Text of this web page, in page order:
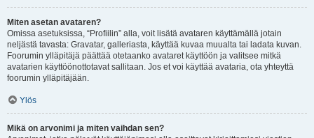
Miten asetan avataren?
Omissa asetuksissa, “Profiilin” alla, voit lisätä avataren käyttämällä jotain
neljästä tavasta: Gravatar, galleriasta, käyttää kuvaa muualta tai ladata kuvan.
Foorumin ylläpitäjä päättää otetaanko avataret käyttöön ja valitsee mitkä
avatarien käyttöönottotavat sallitaan. Jos et voi käyttää avataria, ota yhteyttä
foorumin ylläpitäjään.
Ylös
Mikä on arvonimi ja miten vaihdan sen?